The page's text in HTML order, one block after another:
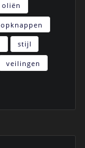
oliën
opknappen
stijl
veilingen